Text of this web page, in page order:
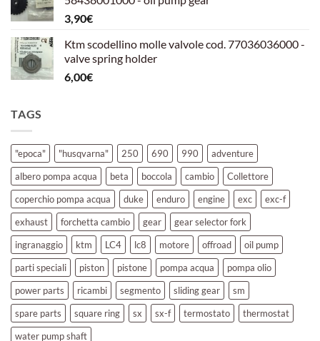
era:
è:
3,90€
Ktm scodellino molle valvole cod. 77036036000 -
valve spring holder
6,00€
TAGS
"epoca" "husqvarna" 250 690 990
adventure
albero pompa acqua
beta boccola cambio
Collettore
coperchio pompa acqua
duke enduro engine exc
exc-f
exhaust
forchetta cambio gear
gear selector fork
ingranaggio
ktm LC4 lc8 motore offroad
oil pump
parti speciali
piston pistone pompa acqua
pompa olio
power parts
ricambi segmento sliding gear
sm
spare parts
square ring sx sx-f termostato
thermostat
water pump shaft